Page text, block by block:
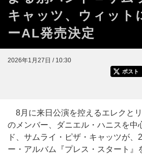
キャッツ、ウィット
ーAL発売決定
2026年1月27日 / 10:30
ポスト
8月に来日公演を控えるエレクと
のメンバー、ダニエル・ハニスを中
ド、サムライ・ピザ・キャッツが、
ー・アルバム『プレス・スタート』